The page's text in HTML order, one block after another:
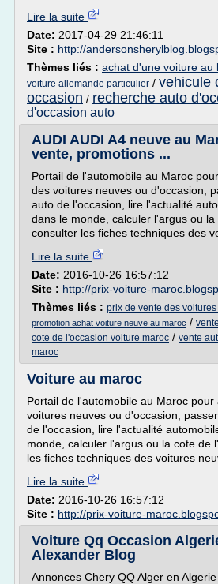
Lire la suite
Date: 2017-04-29 21:46:11
Site : http://
Thèmes liés : achat d'une voiture au
voiture allemande particulier / vehicule
occasion / recherche auto
d'occasion auto
AUDI AUDI A4 neuve au
vente, promotions ...
Portail de l'automobile au Maroc
des voitures neuves ou d'occasion,
auto de l'occasion, lire l'actualité
dans le monde, calculer l'argus ou la
consulter les fiches techniques des
Lire la suite
Date: 2016-10-26 16:57:12
Site : http://prix-voiture-
Thèmes liés : prix de vente des
promotion achat voiture neuve au maroc /
cote de l'occasion voiture maroc / vente
maroc
Voiture au maroc
Portail de l'automobile au Maroc
voitures neuves ou d'occasion,
de l'occasion, lire l'actualité
monde, calculer l'argus ou la cote de
les fiches techniques des voitures
Lire la suite
Date: 2016-10-26 16:57:12
Site : http://prix-voiture-
Voiture Qq Occasion
Alexander Blog
Annonces Chery QQ Alger en